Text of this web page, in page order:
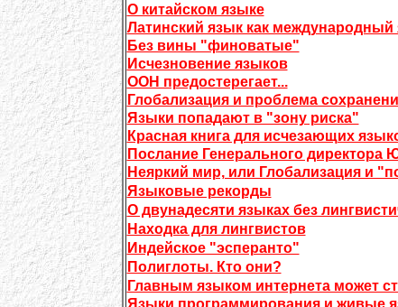
О китайском языке
Латинский язык как международный
Без вины "финоватые"
Исчезновение языков
ООН предостерегает...
Глобализация и проблема
Языки попадают в "зону риска"
Красная книга для исчезающих
Послание Генерального
Неяркий мир, или Глобализация и
Языковые рекорды
О двунадесяти языках без
Находка для лингвистов
Индейское "эсперанто"
Полиглоты. Кто они?
Главным языком интернета может
Языки программирования и живые